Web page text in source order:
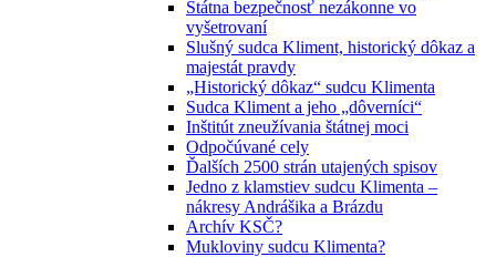
Štátna bezpečnosť nezákonne vo
vyšetrovaní
Slušný sudca Kliment, historický dôkaz a
majestát pravdy
„Historický dôkaz“ sudcu Klimenta
Sudca Kliment a jeho „dôverníci“
Inštitút zneužívania štátnej moci
Odpočúvané cely
Ďalších 2500 strán utajených spisov
Jedno z klamstiev sudcu Klimenta –
nákresy Andrášika a Brázdu
Archív KSČ?
Mukloviny sudcu Klimenta?